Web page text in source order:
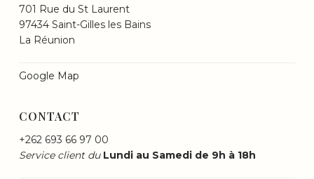
701 Rue du St Laurent
97434 Saint-Gilles les Bains
La Réunion
Google Map
CONTACT
+262 693 66 97 00
Service client du Lundi au Samedi de 9h à 18h